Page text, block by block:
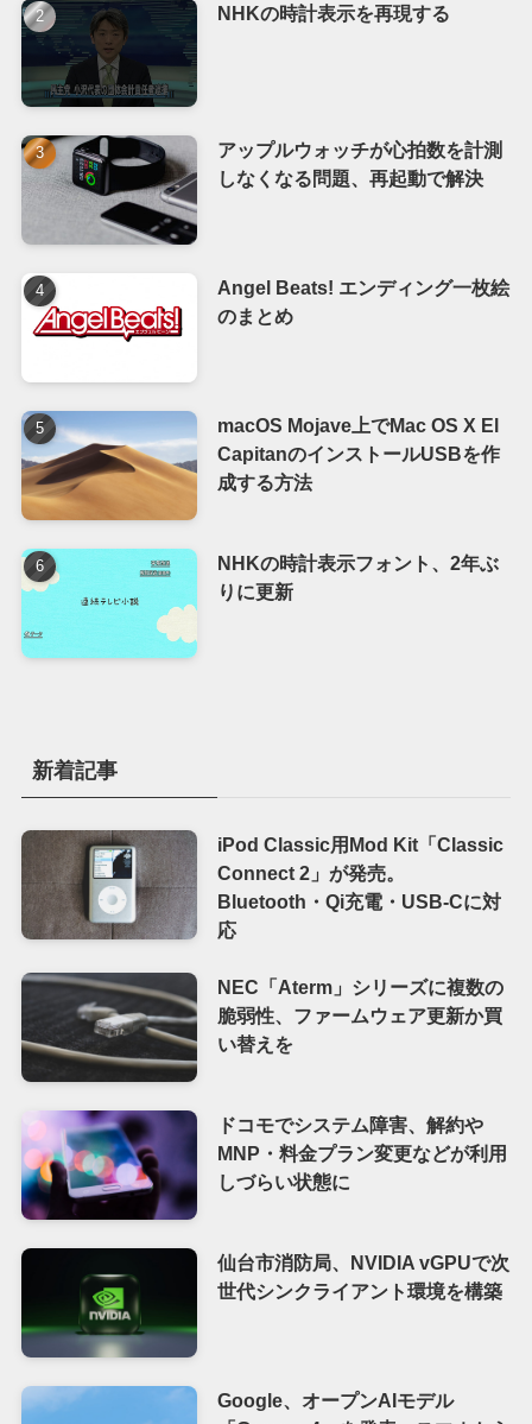
NHKの時計表示を再現する
アップルウォッチが心拍数を計測
しなくなる問題、再起動で解決
Angel Beats! エンディング一枚絵
のまとめ
macOS Mojave上でMac OS X El
CapitanのインストールUSBを作
成する方法
NHKの時計表示フォント、2年ぶ
りに更新
新着記事
iPod Classic用Mod Kit「Classic
Connect 2」が発売。
Bluetooth・Qi充電・USB-Cに対
応
NEC「Aterm」シリーズに複数の
脆弱性、ファームウェア更新か買
い替えを
ドコモでシステム障害、解約や
MNP・料金プラン変更などが利用
しづらい状態に
仙台市消防局、NVIDIA vGPUで次
世代シンクライアント環境を構築
Google、オープンAIモデル